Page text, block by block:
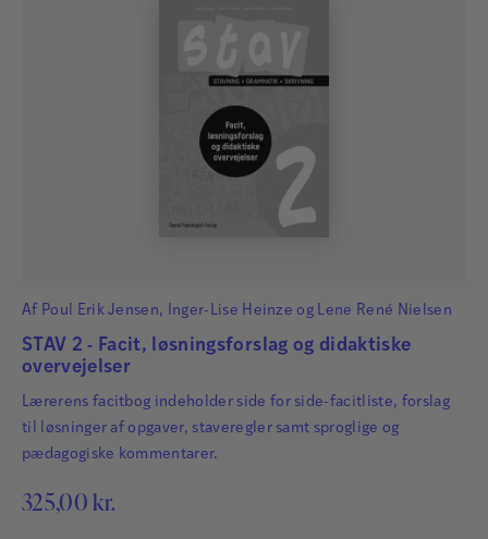
Af Poul Erik Jensen, Inger-Lise Heinze og Lene René Nielsen
STAV 2 - Facit, løsningsforslag og didaktiske
overvejelser
Lærerens facitbog indeholder side for side-facitliste, forslag
til løsninger af opgaver, staveregler samt sproglige og
pædagogiske kommentarer.
325,00 kr.